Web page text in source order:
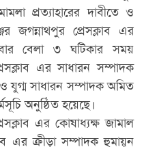
প্রত্যাহারের দাবীতে ও
জগন্নাথপুর প্রেসক্লাব এর
বেলা ৩ ঘটিকার সময়
এর সাধারন সম্পাদক
যুগ্ম সাধারন সম্পাদক অমিত
অনুষ্ঠিত হয়েছে।
এর কোষাধ্যক্ষ জামাল
এর ক্রীড়া সম্পাদক হুমায়ূন